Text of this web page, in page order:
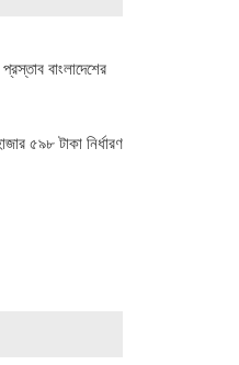
বাংলাদেশের
৫৯৮ টাকা নির্ধারণ